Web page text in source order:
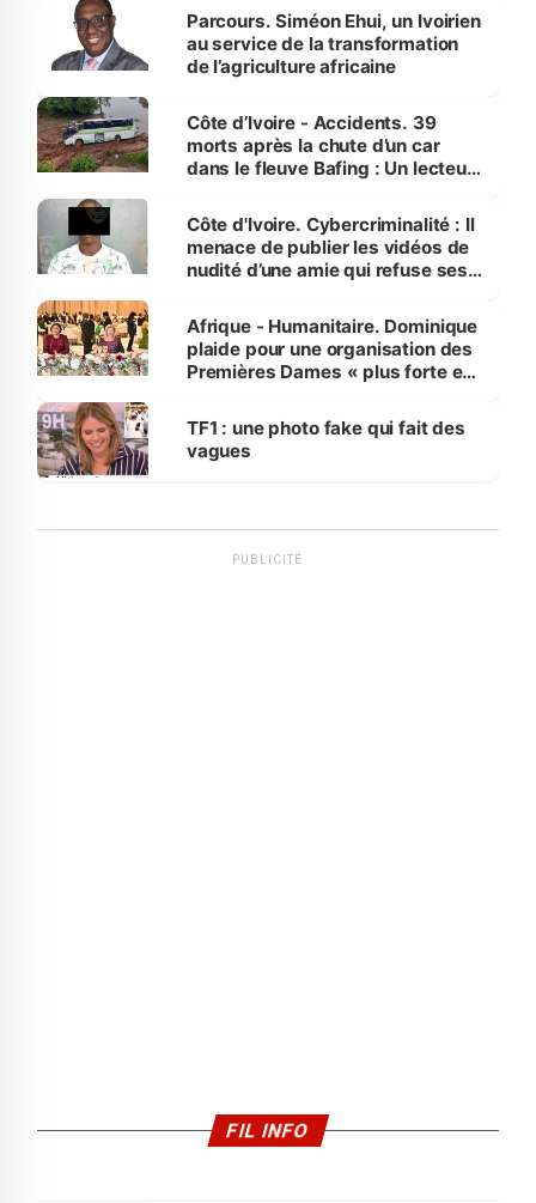
Parcours. Siméon Ehui, un Ivoirien
au service de la transformation
de l’agriculture africaine
Côte d’Ivoire - Accidents. 39
morts après la chute d’un car
dans le fleuve Bafing : Un lecteur
des Transports
Côte d'Ivoire. Cybercriminalité : Il
menace de publier les vidéos de
nudité d’une amie qui refuse ses
Afrique - Humanitaire. Dominique
plaide pour une organisation des
Premières Dames « plus forte et
sur la scène internationale »
TF1 : une photo fake qui fait des
vagues
PUBLICITÉ
FIL INFO